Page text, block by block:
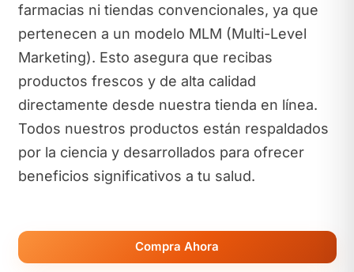
farmacias ni tiendas convencionales, ya que
pertenecen a un modelo MLM (Multi-Level
Marketing). Esto asegura que recibas
productos frescos y de alta calidad
directamente desde nuestra tienda en línea.
Todos nuestros productos están respaldados
por la ciencia y desarrollados para ofrecer
beneficios significativos a tu salud.
Compra Ahora